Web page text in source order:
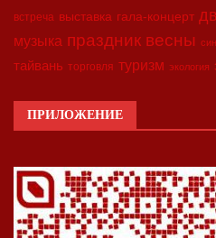
встреча выставка гала-концерт
музыка праздник весны
тайвань торговля туризм экология
ПРИЛОЖЕНИЕ